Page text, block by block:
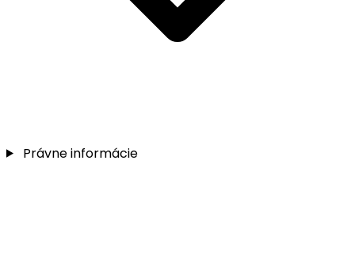
Právne informácie